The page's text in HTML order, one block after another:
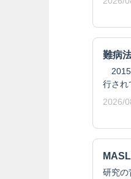
難病
2015
行され
2026/
研究